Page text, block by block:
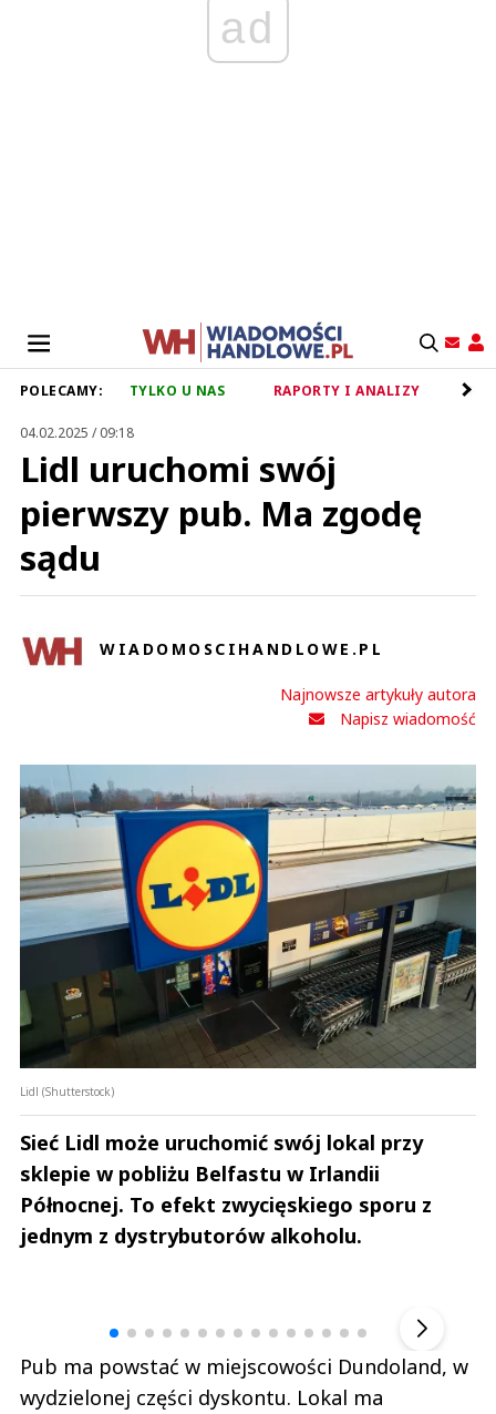
ad
POLECAMY: TYLKO U NAS RAPORTY I ANALIZY
04.02.2025 / 09:18
Lidl uruchomi swój
pierwszy pub. Ma zgodę
sądu
WIADOMOSCIHANDLOWE.PL
Najnowsze artykuły autora
Napisz wiadomość
Lidl (Shutterstock)
Sieć Lidl może uruchomić swój lokal przy
sklepie w pobliżu Belfastu w Irlandii
Północnej. To efekt zwycięskiego sporu z
jednym z dystrybutorów alkoholu.
Pub ma powstać w miejscowości Dundoland, w
wydzielonej części dyskontu. Lokal ma